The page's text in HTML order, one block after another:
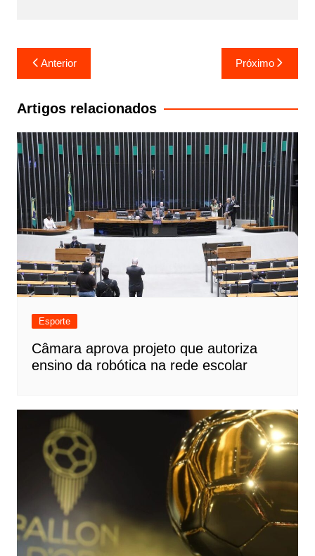
Navegação
de
Post
Anterior Próximo
Artigos relacionados
Esporte
Câmara aprova projeto que autoriza
ensino da robótica na rede escolar